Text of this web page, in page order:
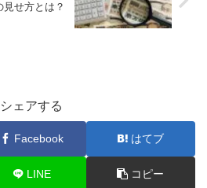
せ方とは？
シェアする
Facebook はてブ
LINE コピー